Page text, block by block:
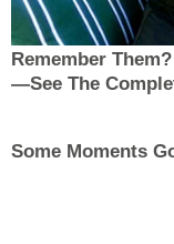
Remember
—See The
Some Moments